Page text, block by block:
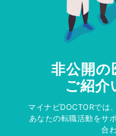
非公開の
ご紹介
マイナビDOCTORでは
あなたの転職活動をサ
合